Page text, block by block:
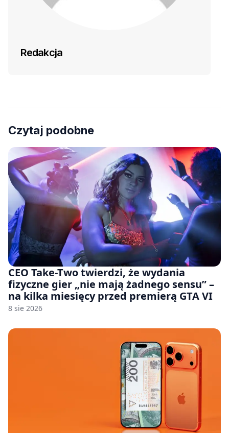
Redakcja
Czytaj podobne
CEO Take-Two twierdzi, że wydania
fizyczne gier „nie mają żadnego sensu” –
na kilka miesięcy przed premierą GTA VI
8 sie 2026